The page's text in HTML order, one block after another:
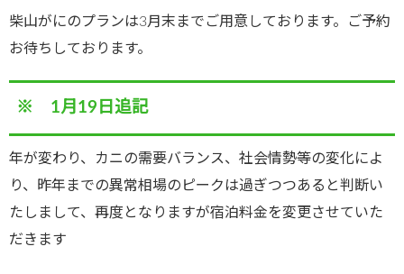
柴山がにのプランは3月末までご用意しております。ご予約
お待ちしております。
※ 1月19日追記
年が変わり、カニの需要バランス、社会情勢等の変化によ
り、昨年までの異常相場のピークは過ぎつつあると判断い
たしまして、再度となりますが宿泊料金を変更させていた
だきます